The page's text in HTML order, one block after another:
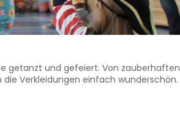
getanzt und gefeiert. Von zauberhaften
Verkleidungen einfach wunderschön.